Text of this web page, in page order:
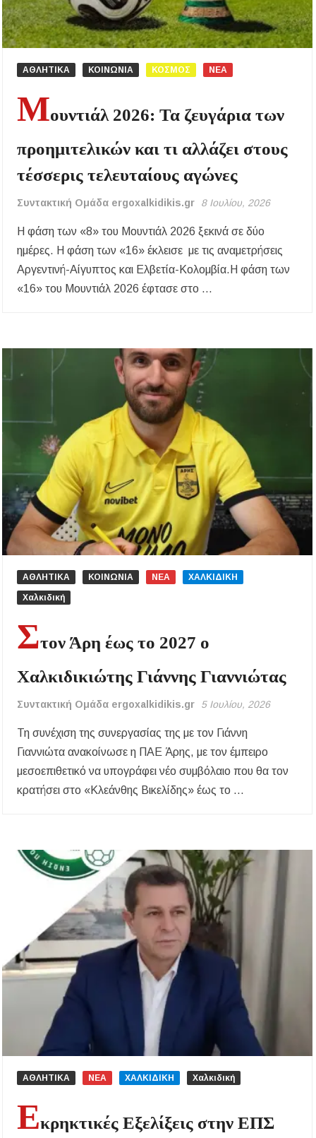
ΑΘΛΗΤΙΚΑ ΚΟΙΝΩΝΙΑ ΚΟΣΜΟΣ ΝΕΑ
Μουντιάλ 2026: Τα ζευγάρια των
προημιτελικών και τι αλλάζει στους
τέσσερις τελευταίους αγώνες
Συντακτική Ομάδα ergoxalkidikis.gr 8 Ιουλίου, 2026
Η φάση των «8» του Μουντιάλ 2026 ξεκινά σε δύο
ημέρες. Η φάση των «16» έκλεισε με τις αναμετρήσεις
Αργεντινή-Αίγυπτος και Ελβετία-Κολομβία.Η φάση των
«16» του Μουντιάλ 2026 έφτασε στο …
ΑΘΛΗΤΙΚΑ ΚΟΙΝΩΝΙΑ ΝΕΑ ΧΑΛΚΙΔΙΚΗ
Χαλκιδική
Στον Άρη έως το 2027 ο
Χαλκιδικιώτης Γιάννης Γιαννιώτας
Συντακτική Ομάδα ergoxalkidikis.gr 5 Ιουλίου, 2026
Τη συνέχιση της συνεργασίας της με τον Γιάννη
Γιαννιώτα ανακοίνωσε η ΠΑΕ Άρης, με τον έμπειρο
μεσοεπιθετικό να υπογράφει νέο συμβόλαιο που θα τον
κρατήσει στο «Κλεάνθης Βικελίδης» έως το …
ΑΘΛΗΤΙΚΑ ΝΕΑ ΧΑΛΚΙΔΙΚΗ Χαλκιδική
Εκρηκτικές Εξελίξεις στην ΕΠΣ